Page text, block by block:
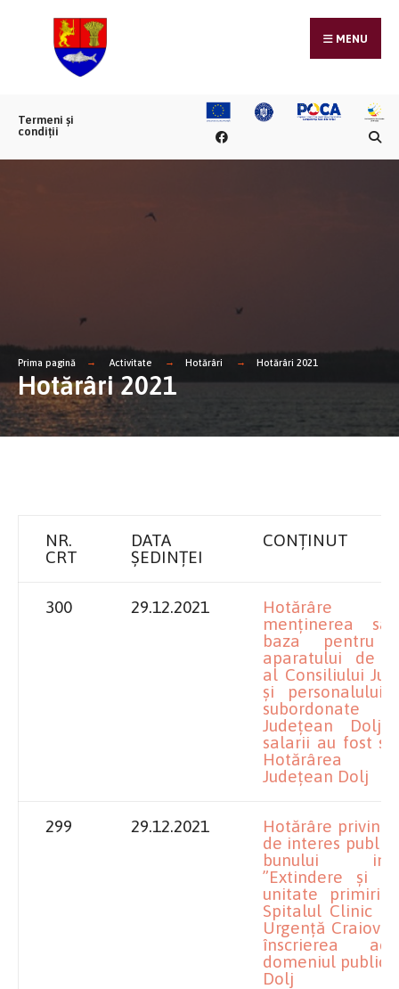
MENU
Termeni și
condiții
Prima pagină Activitate Hotărâri Hotărâri 2021
Hotărâri 2021
NR.
CRT
DATA
ȘEDINȚEI
CONȚINUT
300 29.12.2021
Hotărâre
menținerea
baza pentru
aparatului de
al Consiliului
și personalului
subordonate
Județean Dolj
salarii au fost
Hotărârea
Județean Dolj
299 29.12.2021
Hotărâre privind
de interes public
bunului
”Extindere și
unitate primiri
Spitalul Clinic
Urgență
înscrierea
domeniul public
Dolj